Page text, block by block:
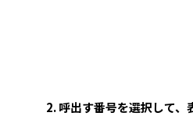
2. 呼出す番号を選択して、